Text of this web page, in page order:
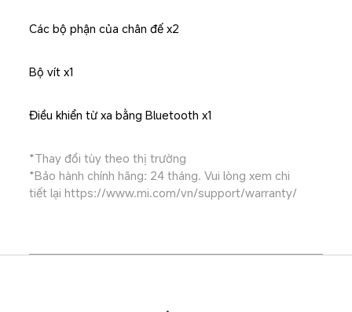
Các bộ phận của chân đế x2
Bộ vít x1
Điều khiển từ xa bằng Bluetooth x1
*Thay đổi tùy theo thị trường
*Bảo hành chính hãng: 24 tháng. Vui lòng xem chi
tiết lại https://www.mi.com/vn/support/warranty/